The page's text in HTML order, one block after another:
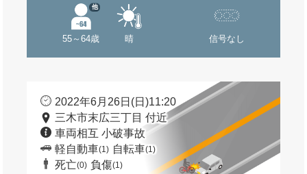
55～64歳
他
晴 信号なし
2022年6月26日(日)11:20
三木市末広三丁目 付近
車両相互 小破事故
軽自動車(1) 自転車(1)
死亡(0) 負傷(1)